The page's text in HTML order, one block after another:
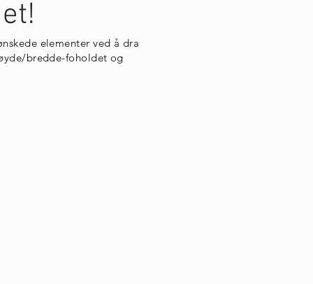
elementer ved å dra
bredde-foholdet og